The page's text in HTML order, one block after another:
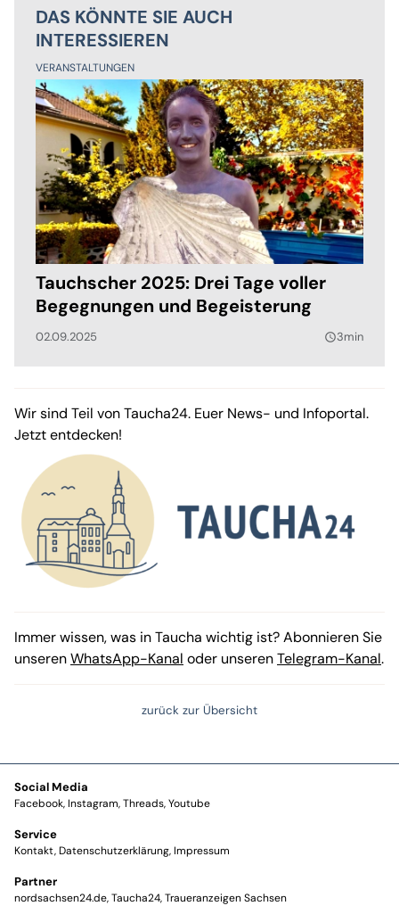
DAS KÖNNTE SIE AUCH
INTERESSIEREN
VERANSTALTUNGEN
Tauchscher 2025: Drei Tage voller
Begegnungen und Begeisterung
02.09.2025 query_builder3min
Wir sind Teil von Taucha24. Euer News- und Infoportal.
Jetzt entdecken!
Immer wissen, was in Taucha wichtig ist? Abonnieren Sie
unserenWhatsApp-Kanal oder unserenTelegram-Kanal.
zurück zur Übersicht
Social Media
Facebook Instagram Threads Youtube
Service
Kontakt Datenschutzerklärung Impressum
Partner
nordsachsen24.de Taucha24 Traueranzeigen Sachsen